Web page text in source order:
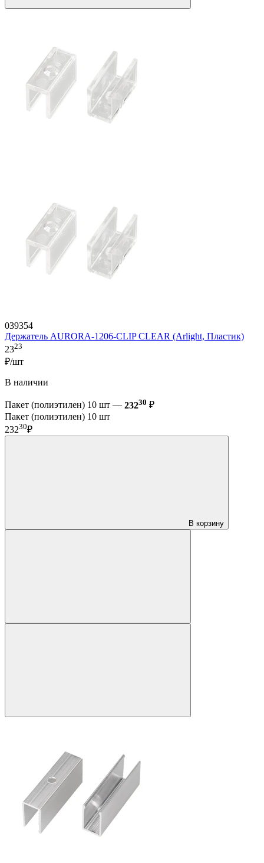
039354
Держатель AURORA-1206-CLIP CLEAR (Arlight, Пластик)
2323
₽/шт
В наличии
Пакет (полиэтилен) 10 шт — 23230 ₽
Пакет (полиэтилен) 10 шт
23230₽
В корзину